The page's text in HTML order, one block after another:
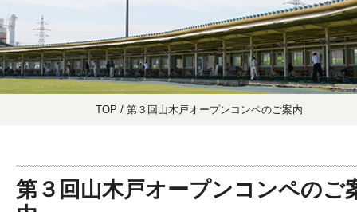
TOP / 第３回山木戸オープンコンペのご案内
第３回山木戸オープンコンペのご